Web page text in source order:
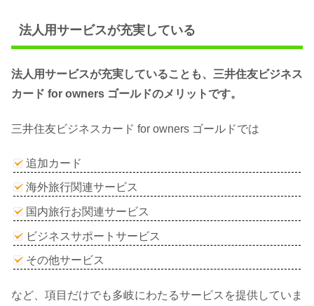
法人用サービスが充実している
法人用サービスが充実していることも、三井住友ビジネス
カード for owners ゴールドのメリットです。
三井住友ビジネスカード for owners ゴールドでは
追加カード
海外旅行関連サービス
国内旅行お関連サービス
ビジネスサポートサービス
その他サービス
など、項目だけでも多岐にわたるサービスを提供していま